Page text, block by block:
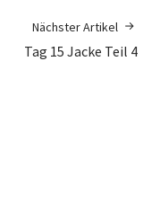
Nächster Artikel
Tag 15 Jacke Teil 4